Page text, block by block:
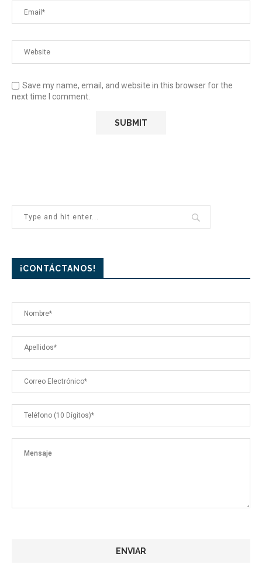
Save my name, email, and website in this browser for the
next time I comment.
¡CONTÁCTANOS!